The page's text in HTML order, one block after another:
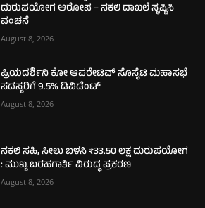
ದುರುಪಯೋಗ ಆರೋಪ – ನಕಲಿ ದಾಖಲೆ ಸೃಷ್ಟಿಸಿ
ವಂಚನೆ
August 8, 2026
ಪ್ರಿಯದರ್ಶಿನಿ ಕೋ ಆಪರೇಟಿವ್ ಸೊಸೈಟಿ ಮಹಾಸಭೆ
ಸದಸ್ಯರಿಗೆ 9.5% ಡಿವಿಡೆಂಟ್
August 8, 2026
ನಕಲಿ ಸಹಿ, ಸೀಲು ಬಳಸಿ ₹33.50 ಲಕ್ಷ ದುರುಪಯೋಗ
: ಮುಖ್ಯ ಬರಹಗಾರ್ತಿ ವಿರುದ್ಧ ಪ್ರಕರಣ
August 8, 2026